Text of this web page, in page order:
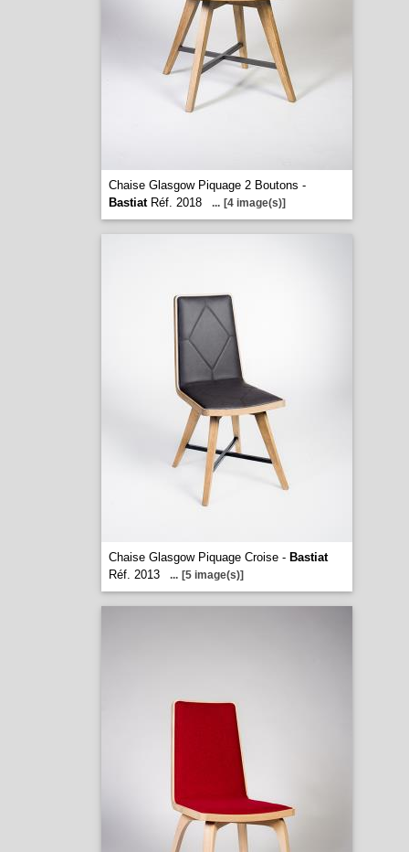
Chaise Glasgow Piquage 2 Boutons -
BastiatRéf. 2018 ... [4 image(s)]
Chaise Glasgow Piquage Croise - Bastiat
Réf. 2013
... [5 image(s)]